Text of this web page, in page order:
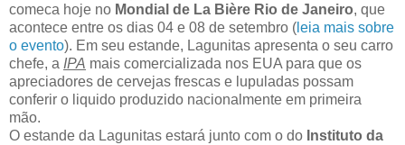
comeca hoje no Mondial de La Bière Rio de Janeiro, que
acontece entre os dias 04 e 08 de setembro ( leia mais sobre
o evento). Em seu estande, Lagunitas apresenta o seu carro
chefe, a IPA mais comercializada nos EUA para que os
apreciadores de cervejas frescas e lupuladas possam
conferir o liquido produzido nacionalmente em primeira
mão.
O estande da Lagunitas estará junto com o do Instituto da